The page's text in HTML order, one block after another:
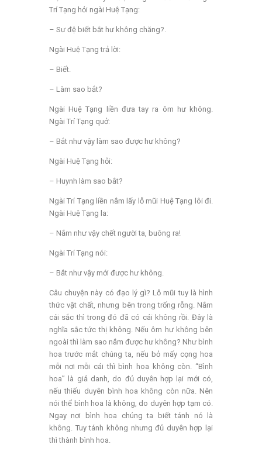
Trí Tạng hỏi ngài Huệ Tạng:
– Sư đệ biết bắt hư không chăng?.
Ngài Huệ Tạng trả lời:
– Biết.
– Làm sao bắt?
Ngài Huệ Tạng liền đưa tay ra ôm hư không.
Ngài Trí Tạng quở:
– Bắt như vậy làm sao được hư không?
Ngài Huệ Tạng hỏi:
– Huynh làm sao bắt?
Ngài Trí Tạng liền nắm lấy lỗ mũi Huệ Tạng lôi đi.
Ngài Huệ Tạng la:
– Nắm như vậy chết người ta, buông ra!
Ngài Trí Tạng nói:
– Bắt như vậy mới được hư không.
Câu chuyện này có đạo lý gì? Lỗ mũi tuy là hình
thức vật chất, nhưng bên trong trống rỗng. Nắm
cái sắc thì trong đó đã có cái không rồi. Đây là
nghĩa sắc tức thị không. Nếu ôm hư không bên
ngoài thì làm sao nắm được hư không? Như bình
hoa trước mắt chúng ta, nếu bỏ mấy cọng hoa
mỗi nơi mỗi cái thì bình hoa không còn. “Bình
hoa” là giả danh, do đủ duyên hợp lại mới có,
nếu thiếu duyên bình hoa không còn nữa. Nên
nói thể bình hoa là không, do duyên hợp tạm có.
Ngay nơi bình hoa chúng ta biết tánh nó là
không. Tuy tánh không nhưng đủ duyên hợp lại
thì thành bình hoa.